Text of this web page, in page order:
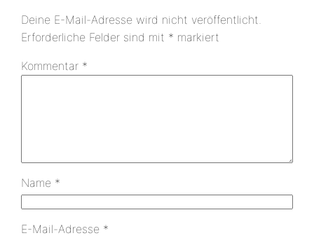
Deine E-Mail-Adresse wird nicht veröffentlicht.
Erforderliche Felder sind mit * markiert
Kommentar *
Name *
E-Mail-Adresse *